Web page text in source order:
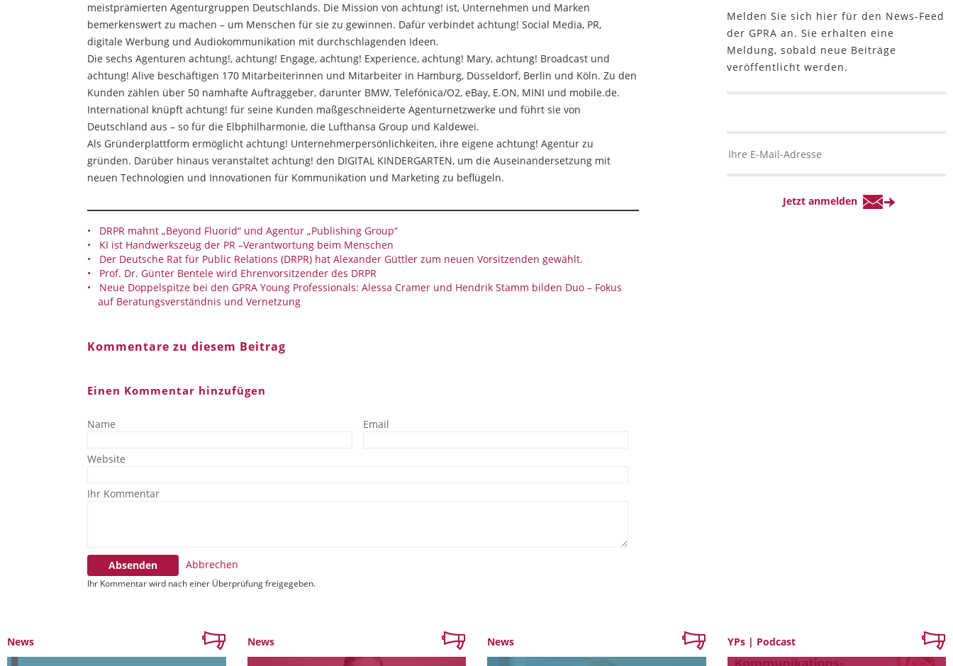
meistprämierten Agenturgruppen Deutschlands. Die Mission von achtung! ist, Unternehmen und Marken
bemerkenswert zu machen – um Menschen für sie zu gewinnen. Dafür verbindet achtung! Social Media, PR,
digitale Werbung und Audiokommunikation mit durchschlagenden Ideen.
Die sechs Agenturen achtung!, achtung! Engage, achtung! Experience, achtung! Mary, achtung! Broadcast und
achtung! Alive beschäftigen 170 Mitarbeiterinnen und Mitarbeiter in Hamburg, Düsseldorf, Berlin und Köln. Zu den
Kunden zählen über 50 namhafte Auftraggeber, darunter BMW, Telefónica/O2, eBay, E.ON, MINI und mobile.de.
International knüpft achtung! für seine Kunden maßgeschneiderte Agenturnetzwerke und führt sie von
Deutschland aus – so für die Elbphilharmonie, die Lufthansa Group und Kaldewei.
Als Gründerplattform ermöglicht achtung! Unternehmerpersönlichkeiten, ihre eigene achtung! Agentur zu
gründen. Darüber hinaus veranstaltet achtung! den DIGITAL KINDERGARTEN, um die Auseinandersetzung mit
neuen Technologien und Innovationen für Kommunikation und Marketing zu beflügeln.
DRPR mahnt „Beyond Fluorid“ und Agentur „Publishing Group“
KI ist Handwerkszeug der PR –Verantwortung beim Menschen
Der Deutsche Rat für Public Relations (DRPR) hat Alexander Güttler zum neuen Vorsitzenden gewählt.
Prof. Dr. Günter Bentele wird Ehrenvorsitzender des DRPR
Neue Doppelspitze bei den GPRA Young Professionals: Alessa Cramer und Hendrik Stamm bilden Duo – Fokus
auf Beratungsverständnis und Vernetzung
Kommentare zu diesem Beitrag
Einen Kommentar hinzufügen
Name Email
Website
Ihr Kommentar
Absenden Abbrechen
Ihr Kommentar wird nach einer Überprüfung freigegeben.
Melden Sie sich hier für den News-Feed
der GPRA an. Sie erhalten eine
Meldung, sobald neue Beiträge
veröffentlicht werden.
News News News YPs | Podcast